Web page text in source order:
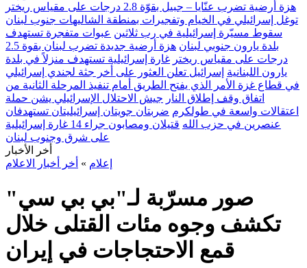
هزة أرضية تضرب عنّايا – جبيل بقوّة 2.8 درجات على مقياس ريختر
توغل إسرائيلي في الخيام وتفجيرات بمنطقة الشاليهات جنوب لبنان
سقوط مسيّرة إسرائيلية في رب ثلاثين عبوات متفجرة تستهدف
بلدة يارون جنوبي لبنان
هزة أرضية جديدة تضرب لبنان بقوة 2.5
درجات على مقياس ريختر غارة إسرائيلية تستهدف منزلاً في بلدة
يارون اللبنانية إسرائيل تعلن العثور على أخر جثة لجندي إسرائيلي
في قطاع غزة الأمر الذي يفتح الطريق أمام تنفيذ المرحلة الثانية من
اتفاق وقف إطلاق النار جيش الاحتلال الإسرائيلي يشن حملة
اعتقالات واسعة في طولكرم ضربتان جويتان إسرائيليتان تستهدفان
عنصرين في حزب الله
قتيلان ومصابون جراء 14 غارة إسرائيلية
على شرق وجنوب لبنان
أخر الأخبار
إعلام » أخر أخبار الاعلام
صور مسرّبة لـ"بي بي سي"
تكشف وجوه مئات القتلى خلال
قمع الاحتجاجات في إيران